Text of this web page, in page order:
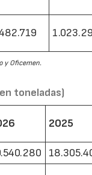
y Oficemen.
toneladas)
2025